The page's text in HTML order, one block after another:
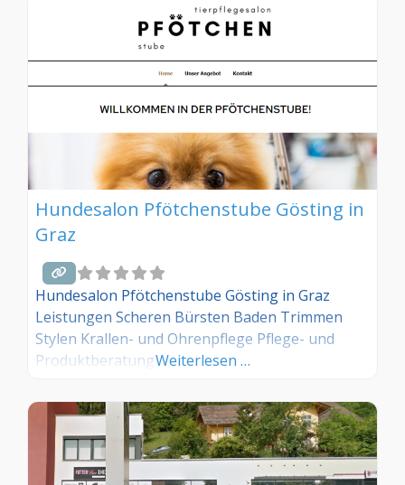
Hundesalon Pfötchenstube Gösting in
Graz
Hundesalon Pfötchenstube Gösting in Graz
Leistungen Scheren Bürsten Baden Trimmen
Stylen Krallen- und Ohrenpflege Pflege- und
ProduktberatungWeiterlesen …